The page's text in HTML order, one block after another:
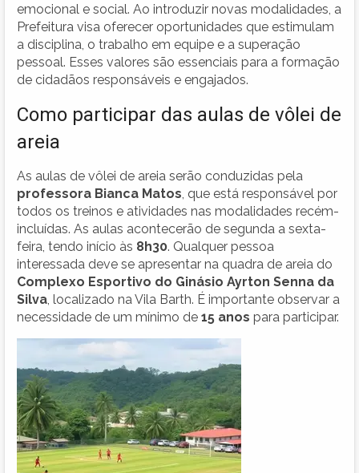
emocional e social. Ao introduzir novas modalidades, a
Prefeitura visa oferecer oportunidades que estimulam
a disciplina, o trabalho em equipe e a superação
pessoal. Esses valores são essenciais para a formação
de cidadãos responsáveis e engajados.
Como participar das aulas de vôlei de
areia
As aulas de vôlei de areia serão conduzidas pela
professora Bianca Matos , que está responsável por
todos os treinos e atividades nas modalidades recém-
incluídas. As aulas acontecerão de segunda a sexta-
feira, tendo início às 8h30. Qualquer pessoa
interessada deve se apresentar na quadra de areia do
Complexo Esportivo do Ginásio Ayrton Senna da
Silva , localizado na Vila Barth. É importante observar a
necessidade de um mínimo de 15 anos para participar.